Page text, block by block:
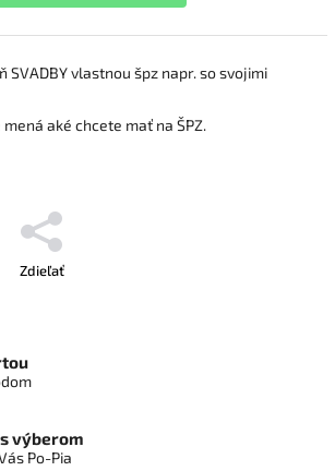
SVADBY vlastnou špz napr. so svojimi
aké chcete mať na ŠPZ.
Zdieľať
výberom
Po-Pia